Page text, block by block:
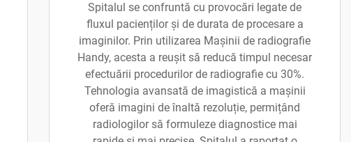
Spitalul se confruntă cu provocări legate de
fluxul pacienților și de durata de procesare a
imaginilor. Prin utilizarea Mașinii de radiografie
Handy, acesta a reușit să reducă timpul necesar
efectuării procedurilor de radiografie cu 30%.
Tehnologia avansată de imagistică a mașinii
oferă imagini de înaltă rezoluție, permițând
radiologilor să formuleze diagnostice mai